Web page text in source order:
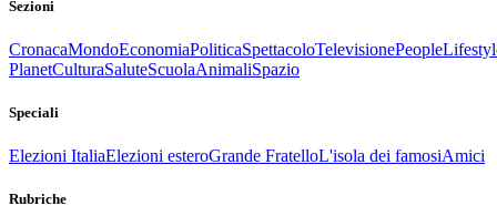
Sezioni
CronacaMondoEconomiaPoliticaSpettacoloTelevisionePeople
PlanetCulturaSaluteScuolaAnimaliSpazio
Speciali
Elezioni ItaliaElezioni esteroGrande FratelloL'isola dei famosiAmici
Rubriche